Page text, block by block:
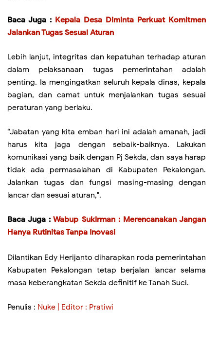
Baca Juga : Kepala Desa Diminta Perkuat Komitmen
Jalankan Tugas Sesuai Aturan
Lebih lanjut, integritas dan kepatuhan terhadap aturan
dalam pelaksanaan tugas pemerintahan adalah
penting. Ia mengingatkan seluruh kepala dinas, kepala
bagian, dan camat untuk menjalankan tugas sesuai
peraturan yang berlaku.
“Jabatan yang kita emban hari ini adalah amanah, jadi
harus kita jaga dengan sebaik-baiknya. Lakukan
komunikasi yang baik dengan Pj Sekda, dan saya harap
tidak ada permasalahan di Kabupaten Pekalongan.
Jalankan tugas dan fungsi masing-masing dengan
lancar dan sesuai aturan,".
Baca Juga :Wabup Sukirman : Merencanakan Jangan
Hanya Rutinitas Tanpa Inovasi
Dilantikan Edy Herijanto diharapkan roda pemerintahan
Kabupaten Pekalongan tetap berjalan lancar selama
masa keberangkatan Sekda definitif ke Tanah Suci.
Penulis : Nuke | Editor : Pratiwi